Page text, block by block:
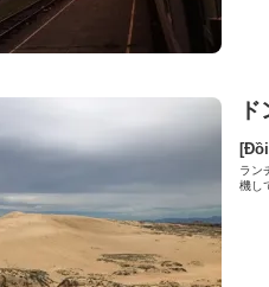
[Đồi
ラン
機し